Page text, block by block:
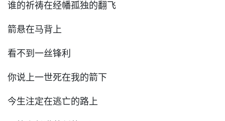
谁的祈祷在经幡孤独的翻飞
箭悬在马背上
看不到一丝锋利
你说上一世死在我的箭下
今生注定在逃亡的路上